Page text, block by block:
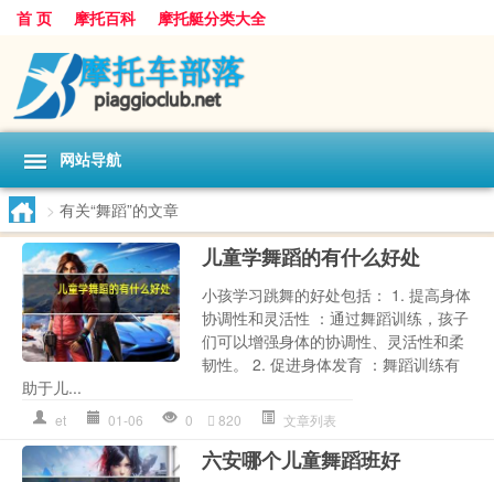
首 页 摩托百科 摩托艇分类大全
网站导航
> 有关“舞蹈”的文章
儿童学舞蹈的有什么好处
小孩学习跳舞的好处包括： 1. 提高身体
协调性和灵活性 ：通过舞蹈训练，孩子
们可以增强身体的协调性、灵活性和柔
韧性。 2. 促进身体发育 ：舞蹈训练有
助于儿...
et 01-06 0 820 文章列表
六安哪个儿童舞蹈班好